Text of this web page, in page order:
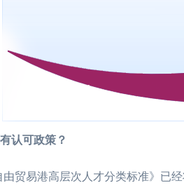
认可政策？
由贸易港高层次人才分类标准》已